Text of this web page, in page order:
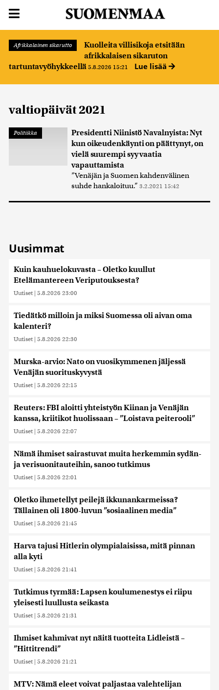
Afrikkalainen sikarutto
Kuolleita villisikoja etsitään
afrikkalaisen sikaruton
tartuntavyöhykkeellä 5.8.2026 15:21 Lue lisää
valtiopäivät 2021
Politiikka
Presidentti Niinistö Navalnyista: Nyt
kun oikeudenkäynti on päättynyt, on
vielä suurempi syy vaatia
vapauttamista
”Venäjän ja Suomen kahdenvälinen
suhde hankaloituu.” 3.2.2021 15:42
Uusimmat
Kuin kauhuelokuvasta – Oletko kuullut
Etelämantereen Veriputouksesta?
Uutiset | 5.8.2026 23:00
Tiedätkö milloin ja miksi Suomessa oli aivan oma
kalenteri?
Uutiset | 5.8.2026 22:30
Murska-arvio: Nato on vuosikymmenen jäljessä
Venäjän suorituskyvystä
Uutiset | 5.8.2026 22:15
Reuters: FBI aloitti yhteistyön Kiinan ja Venäjän
kanssa, kriitikot huolissaan – ”Loistava peiterooli”
Uutiset | 5.8.2026 22:07
Nämä ihmiset sairastuvat muita herkemmin sydän-
ja verisuonitauteihin, sanoo tutkimus
Uutiset | 5.8.2026 22:01
Oletko ihmetellyt peilejä ikkunankarmeissa?
Tällainen oli 1800-luvun ”sosiaalinen media”
Uutiset | 5.8.2026 21:45
Harva tajusi Hitlerin olympialaisissa, mitä pinnan
alla kyti
Uutiset | 5.8.2026 21:41
Tutkimus tyrmää: Lapsen koulumenestys ei riipu
yleisesti luullusta seikasta
Uutiset | 5.8.2026 21:31
Ihmiset kahmivat nyt näitä tuotteita Lidleistä –
”Hittitrendi”
Uutiset | 5.8.2026 21:21
MTV: Nämä eleet voivat paljastaa valehtelijan